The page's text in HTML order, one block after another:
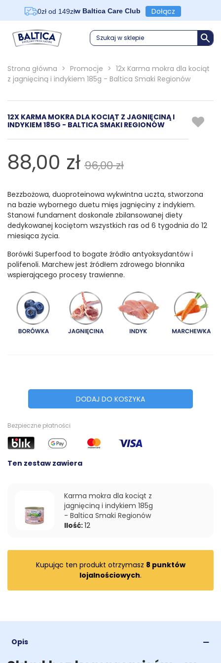
0zł od 149złw Baltica Care Club Dołącz
Szukaj w sklepie
Strona główna > Promocje > 12x Karma mokra dla kociąt
z jagnięciną i indykiem 185g - Baltica Smaki Regionów
12X KARMA MOKRA DLA KOCIĄT Z JAGNIĘCINĄ I
INDYKIEM 185G - BALTICA SMAKI REGIONÓW
88,00 zł 96,00 zł
Bezzbożowa, duoproteinowa wykwintna uczta, stworzona
na bazie wybornego duetu mięs jagnięciny z indykiem.
Stanowi fundament doskonale zbilansowanej diety
dedykowanej kociętom wszystkich ras od 6 tygodnia do 12
miesiąca życia.
Borówki Superfood to bogate źródło antyoksydantów i
polifenoli. Marchew jest źródłem zdrowego błonnika
wspierającego procesy trawienne.
DODAJ DO KOSZYKA
Bezpieczne płatności
Ten zestaw zawiera
Karma mokra dla kociąt z
jagnięciną i indykiem 185g
- Baltica Smaki Regionów
Ilość:12
Kupując ten produkt otrzymasz 8 punktów
lojalnościowych.
Opis